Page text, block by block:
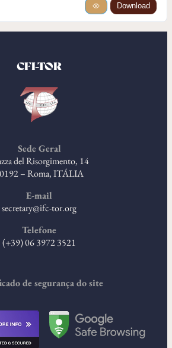
Download
CFI-TOR
Sede Geral
del Risorgimento, 14
– Roma, ITÁLIA
E-mail
secretary@ifc-tor.org
Telefone
(+39) 06 3972 3521
de segurança do site